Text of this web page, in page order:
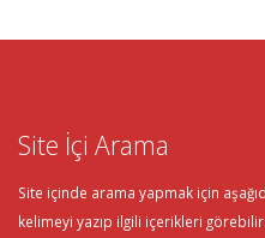
Site İçi Arama
Site içinde arama yapmak için
kelimeyi yazıp ilgili içerikleri